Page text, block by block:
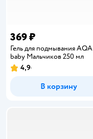
369 ₽
Гель для подмывания AQA
baby Мальчиков 250 мл
Рейтинг:
4,9
В корзину